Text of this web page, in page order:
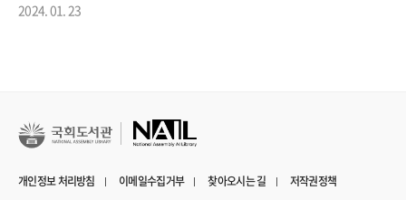
2024. 01. 23
개인정보 처리방침 이메일수집거부 찾아오시는 길 저작권정책